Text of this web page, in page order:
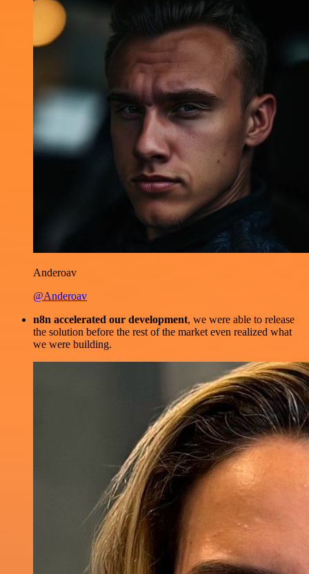
Anderoav
@Anderoav
n8n accelerated our development, we were able to release
the solution before the rest of the market even realized what
we were building.